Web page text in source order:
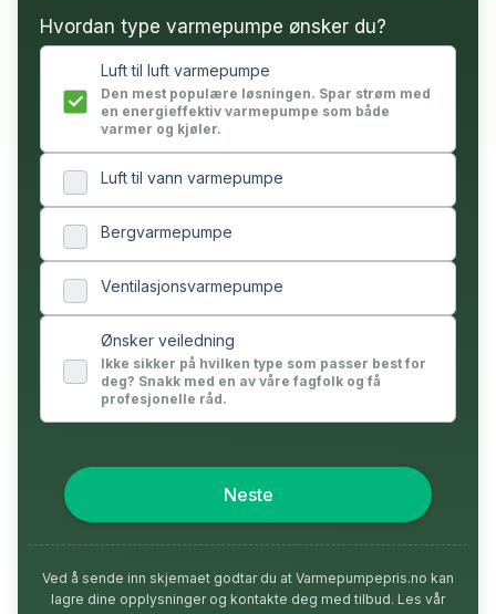
Hvordan type varmepumpe ønsker du?
Luft til luft varmepumpe
Den mest populære løsningen. Spar strøm med
en energieffektiv varmepumpe som både
varmer og kjøler.
Luft til vann varmepumpe
Bergvarmepumpe
Ventilasjonsvarmepumpe
Ønsker veiledning
Ikke sikker på hvilken type som passer best for
deg? Snakk med en av våre fagfolk og få
profesjonelle råd.
Neste
Ved å sende inn skjemaet godtar du at Varmepumpepris.no kan
lagre dine opplysninger og kontakte deg med tilbud. Les vår